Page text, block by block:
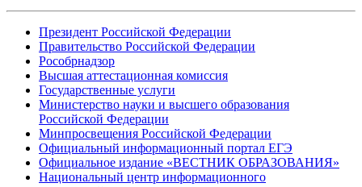
Президент Российской Федерации
Правительство Российской Федерации
Рособрнадзор
Высшая аттестационная комиссия
Государственные услуги
Министерство науки и высшего образования
Российской Федерации
Минпросвещения Российской Федерации
Официальный информационный портал ЕГЭ
Официальное издание «ВЕСТНИК ОБРАЗОВАНИЯ»
Национальный центр информационного